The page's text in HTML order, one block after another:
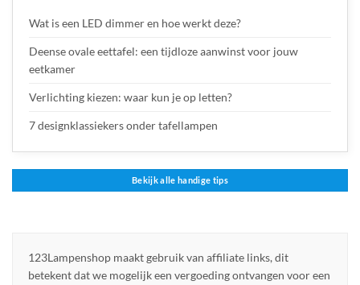
Wat is een LED dimmer en hoe werkt deze?
Deense ovale eettafel: een tijdloze aanwinst voor jouw
eetkamer
Verlichting kiezen: waar kun je op letten?
7 designklassiekers onder tafellampen
Bekijk alle handige tips
123Lampenshop maakt gebruik van affiliate links, dit
betekent dat we mogelijk een vergoeding ontvangen voor een